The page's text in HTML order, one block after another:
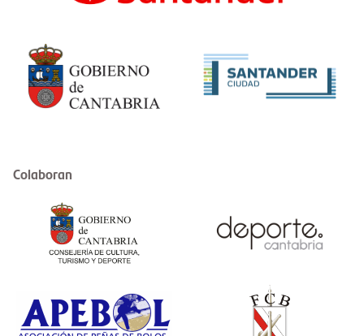
Colaboran